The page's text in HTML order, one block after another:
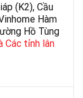
(K2), Cầu
Hàm
Hồ Tùng
Các tỉnh lân